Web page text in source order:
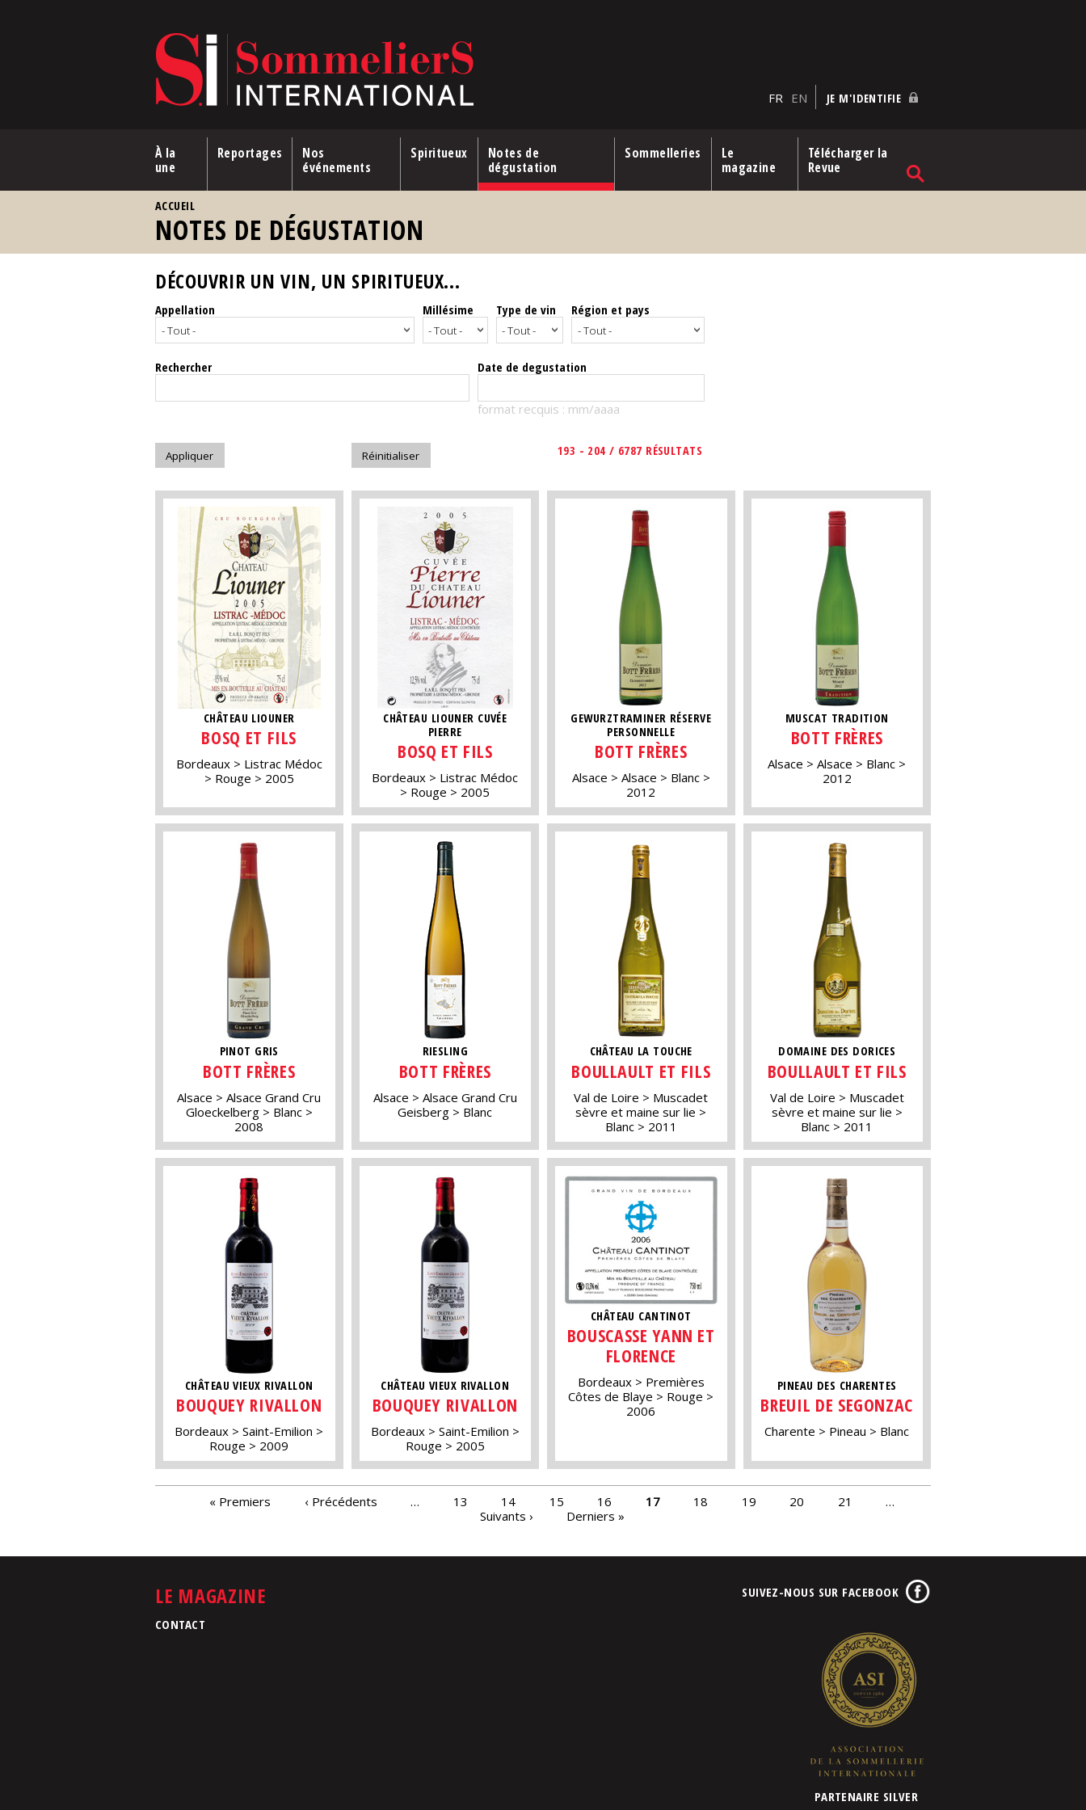
FR EN JE M'IDENTIFIE
À la
une
Reportages
Nos
événements
Spiritueux
Notes de
dégustation
Sommelleries
Le
magazine
Télécharger la
Revue
ACCUEIL
NOTES DE DÉGUSTATION
DÉCOUVRIR UN VIN, UN SPIRITUEUX...
Appellation Millésime Type de vin Région et pays
Rechercher Date de degustation
format recquis : mm/aaaa
193 - 204 / 6787 RÉSULTATS
CHÂTEAU LIOUNER
BOSQ ET FILS
Bordeaux
Listrac Médoc
Rouge
2005
CHÂTEAU LIOUNER CUVÉE
PIERRE
BOSQ ET FILS
Bordeaux
Listrac Médoc
Rouge
2005
GEWURZTRAMINER RÉSERVE
PERSONNELLE
BOTT FRÈRES
Alsace Alsace
Blanc
2012
MUSCAT TRADITION
BOTT FRÈRES
Alsace Alsace
Blanc
2012
PINOT GRIS
BOTT FRÈRES
Alsace
Alsace Grand Cru
Gloeckelberg
Blanc
2008
RIESLING
BOTT FRÈRES
Alsace
Alsace Grand Cru
Geisberg
Blanc
CHÂTEAU LA TOUCHE
BOULLAULT ET FILS
Val de Loire
Muscadet
sèvre et maine sur lie
Blanc
2011
DOMAINE DES DORICES
BOULLAULT ET FILS
Val de Loire
Muscadet
sèvre et maine sur lie
Blanc
2011
CHÂTEAU VIEUX RIVALLON
BOUQUEY RIVALLON
Bordeaux
Saint-Emilion
Rouge
2009
CHÂTEAU VIEUX RIVALLON
BOUQUEY RIVALLON
Bordeaux
Saint-Emilion
Rouge
2005
CHÂTEAU CANTINOT
BOUSCASSE YANN ET
FLORENCE
Bordeaux
Premières
Côtes de Blaye
Rouge
2006
PINEAU DES CHARENTES
BREUIL DE SEGONZAC
Charente Pineau Blanc
« Premiers ‹ Précédents … 13 14 15 16 17 18 19 20 21
…
Suivants ›
Derniers »
LE MAGAZINE
CONTACT
SUIVEZ-NOUS SUR FACEBOOK
PARTENAIRE SILVER